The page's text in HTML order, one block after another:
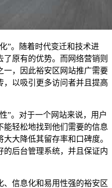
”。随着时代变迁和技术进
原有的优势。而网络营销则
一，因此裕安区网站推广需要
以吸引更多访问者并且提高
”。对于一个网站来说，用户
轻松地找到他们需要的信息
大降低其留存率和口碑度。
的后台管理系统，并且保证内
、信息化和易用性强的裕安区